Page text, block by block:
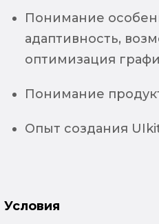
Понимание
адаптивность,
оптимизация
Понимание
Опыт создания
Условия